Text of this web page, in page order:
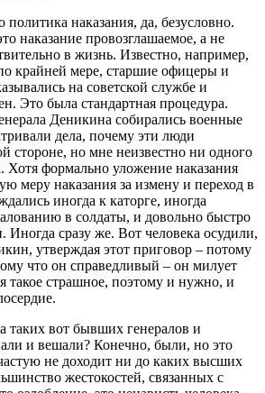
наказания, да, безусловно.
наказание провозглашаемое, а не
в жизнь. Известно, например,
крайней мере, старшие офицеры и
на советской службе и
Это была стандартная процедура.
Деникина собирались военные
дела, почему эти люди
стороне, но мне неизвестно ни одного
Хотя формально уложение наказания
меру наказания за измену и переход в
иногда к каторге, иногда
в солдаты, и довольно быстро
Иногда сразу же. Вот человека осудили,
утверждая этот приговор – потому
что он справедливый – он милует
такое страшное, поэтому и нужно, и
таких вот бывших генералов и
и вешали? Конечно, были, но это
не доходит ни до каких высших
жестокостей, связанных с